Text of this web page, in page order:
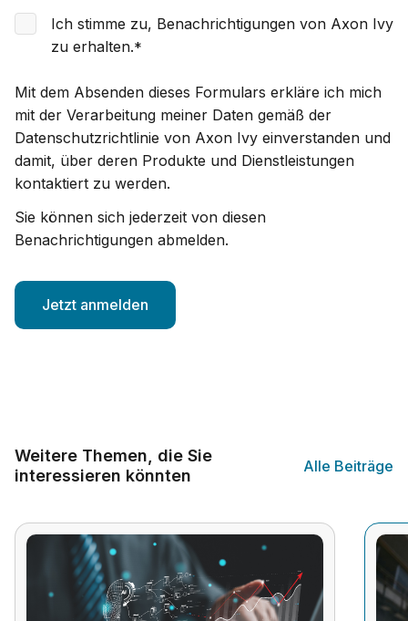
Ich stimme zu, Benachrichtigungen von Axon Ivy
zu erhalten.*
Mit dem Absenden dieses Formulars erkläre ich mich
mit der Verarbeitung meiner Daten gemäß der
Datenschutzrichtlinie von Axon Ivy einverstanden und
damit, über deren Produkte und Dienstleistungen
kontaktiert zu werden.
Sie können sich jederzeit von diesen
Benachrichtigungen abmelden.
Weitere Themen, die Sie
interessieren könnten
Alle Beiträge